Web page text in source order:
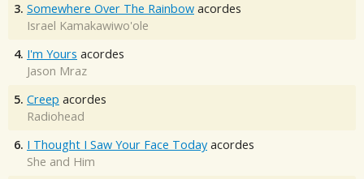
3. Somewhere Over The Rainbow acordes
Israel Kamakawiwo'ole
4. I'm Yours acordes
Jason Mraz
5. Creep acordes
Radiohead
6. I Thought I Saw Your Face Today acordes
She and Him